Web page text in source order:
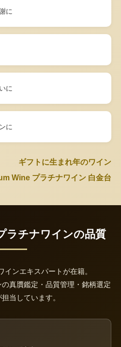
に
に
に
ギフトに生まれ年のワイン
Wine プラチナワイン 白金台
ラチナワインの品質
ンエキスパートが在籍。
真贋鑑定・品質管理・銘柄選定
当しています。